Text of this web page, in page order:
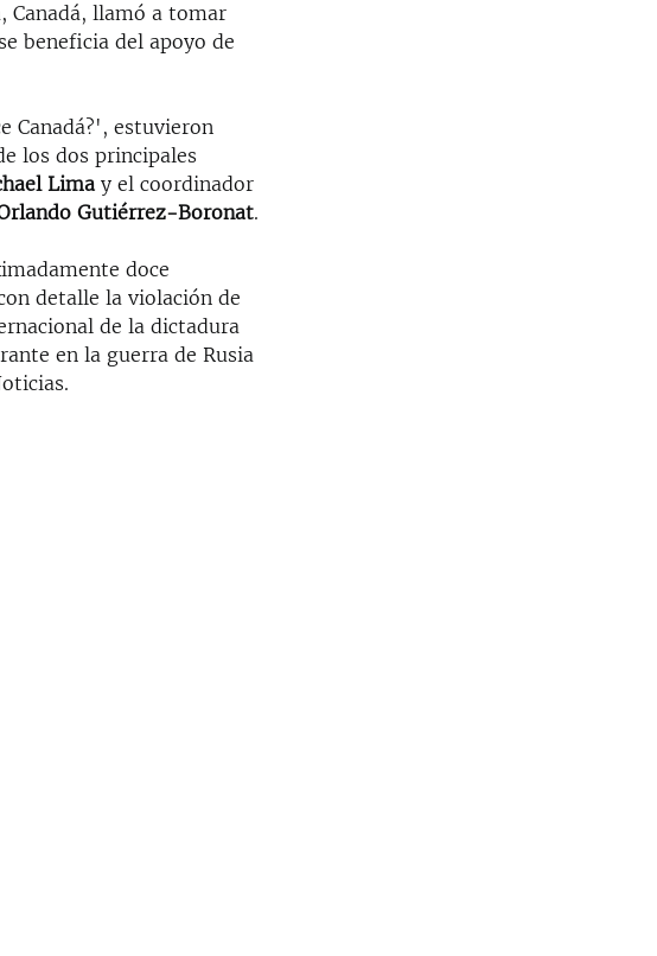
Canadá, llamó a tomar
beneficia del apoyo de
Canadá?', estuvieron
los dos principales
Lima y el coordinador
Gutiérrez-Boronat.
doce
detalle la violación de
de la dictadura
en la guerra de Rusia